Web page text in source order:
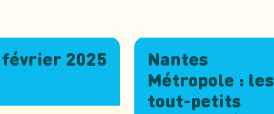
février 2025
Nantes
Métropole : les
tout-petits